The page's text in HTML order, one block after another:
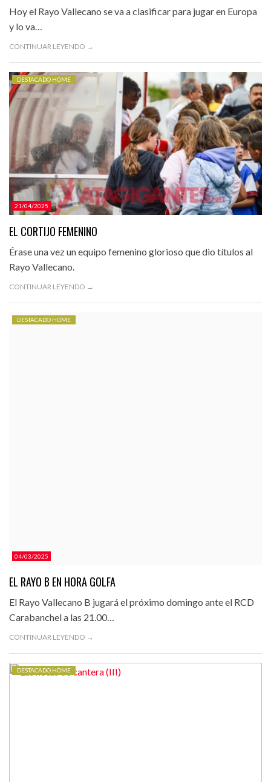
Hoy el Rayo Vallecano se va a clasificar para jugar en Europa
y lo va…
CONTINUAR LEYENDO →
21/04/2025
DESTACADO HOME
EL CORTIJO FEMENINO
Érase una vez un equipo femenino glorioso que dio títulos al
Rayo Vallecano.
CONTINUAR LEYENDO →
04/03/2025
DESTACADO HOME
EL RAYO B EN HORA GOLFA
El Rayo Vallecano B jugará el próximo domingo ante el RCD
Carabanchel a las 21.00…
CONTINUAR LEYENDO →
DESTACADO HOME